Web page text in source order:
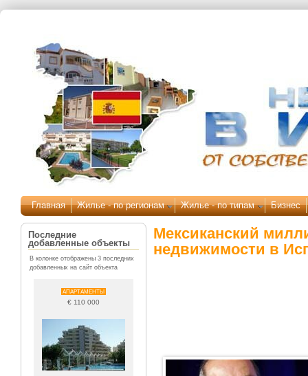
Перейти к основному содержанию
Главная Жилье - по регионам Жилье - по типам Бизнес
Последние
добавленные объекты
В колонке отображены 3 последних
добавленных на сайт объекта
АПАРТАМЕНТЫ
€ 110 000
Мексиканский
недвижимости в